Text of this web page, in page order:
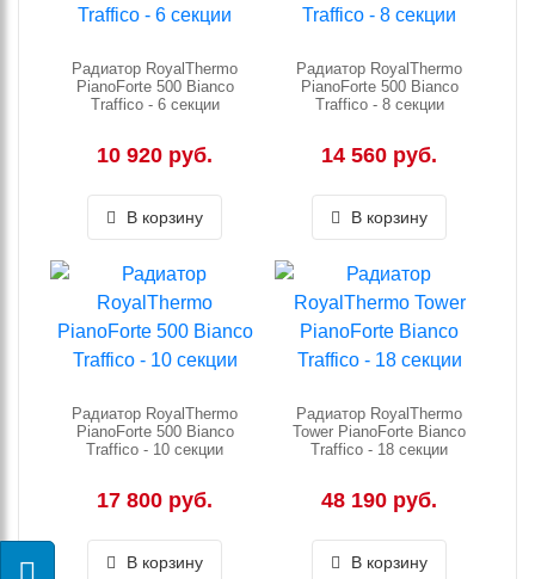
Радиатор RoyalThermo
PianoForte 500 Bianco
Traffico - 6 секции
10 920 руб.
В корзину
Радиатор RoyalThermo
PianoForte 500 Bianco
Traffico - 8 секции
14 560 руб.
В корзину
Радиатор RoyalThermo
PianoForte 500 Bianco
Traffico - 10 секции
17 800 руб.
В корзину
Радиатор RoyalThermo
Tower PianoForte Bianco
Traffico - 18 секции
48 190 руб.
В корзину